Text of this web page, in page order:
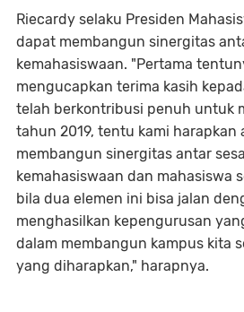
Riecardy selaku Presiden
dapat membangun sinergitas
kemahasiswaan. "Pertama
mengucapkan terima kasih
telah berkontribusi penuh untuk
tahun 2019, tentu kami harapkan
membangun sinergitas antar
kemahasiswaan dan mahasiswa
bila dua elemen ini bisa jalan
menghasilkan kepengurusan
dalam membangun kampus kita
yang diharapkan," harapnya.